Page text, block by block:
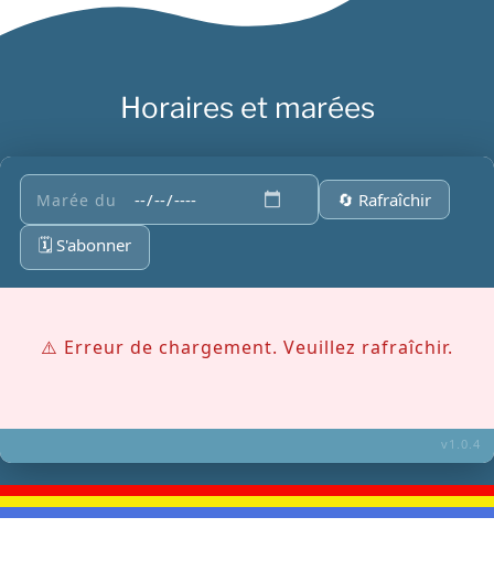
Horaires et marées
Marée du 🔄 Rafraîchir
🗓️ S'abonner
⚠️ Erreur de chargement. Veuillez rafraîchir.
v1.0.4